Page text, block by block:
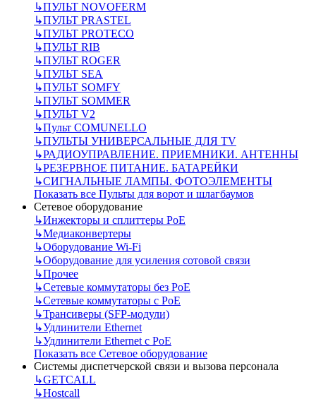
↳ПУЛЬТ NOVOFERM
↳ПУЛЬТ PRASTEL
↳ПУЛЬТ PROTECO
↳ПУЛЬТ RIB
↳ПУЛЬТ ROGER
↳ПУЛЬТ SEA
↳ПУЛЬТ SOMFY
↳ПУЛЬТ SOMMER
↳ПУЛЬТ V2
↳Пульт СOMUNELLO
↳ПУЛЬТЫ УНИВЕРСАЛЬНЫЕ ДЛЯ TV
↳РАДИОУПРАВЛЕНИЕ. ПРИЕМНИКИ. АНТЕННЫ
↳РЕЗЕРВНОЕ ПИТАНИЕ. БАТАРЕЙКИ
↳СИГНАЛЬНЫЕ ЛАМПЫ. ФОТОЭЛЕМЕНТЫ
Показать все Пульты для ворот и шлагбаумов
Сетевое оборудование
↳Инжекторы и сплиттеры РоЕ
↳Медиаконвертеры
↳Оборудование Wi-Fi
↳Оборудование для усиления сотовой связи
↳Прочее
↳Сетевые коммутаторы без РоЕ
↳Сетевые коммутаторы с РоЕ
↳Трансиверы (SFP-модули)
↳Удлинители Ethernet
↳Удлинители Ethernet с PoE
Показать все Сетевое оборудование
Системы диспетчерской связи и вызова персонала
↳GETCALL
↳Hostcall